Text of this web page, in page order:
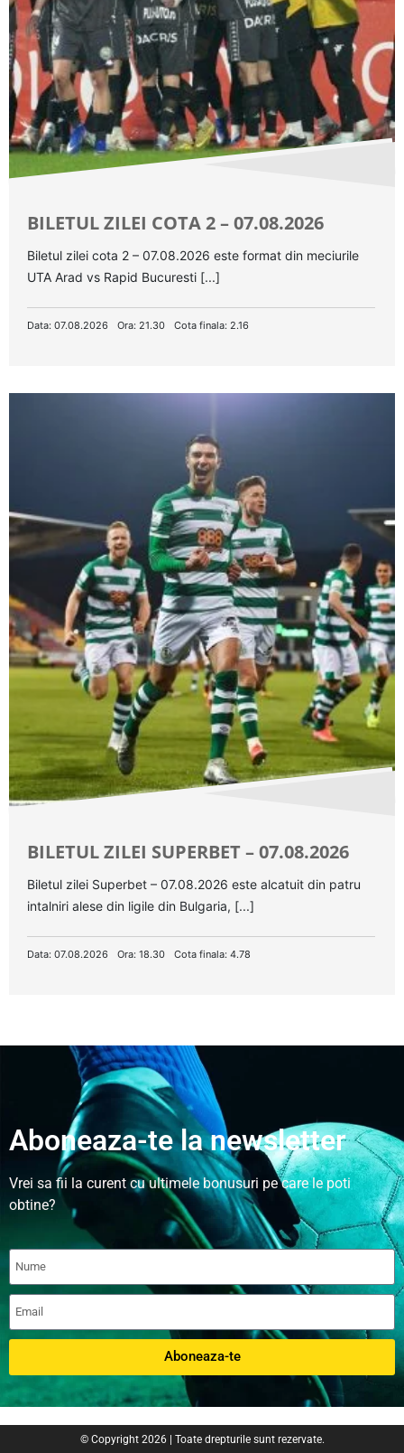
BILETUL ZILEI COTA 2 – 07.08.2026
Biletul zilei cota 2 – 07.08.2026 este format din meciurile
UTA Arad vs Rapid Bucuresti [...]
Data: 07.08.2026 Ora: 21.30 Cota finala: 2.16
BILETUL ZILEI SUPERBET – 07.08.2026
Biletul zilei Superbet – 07.08.2026 este alcatuit din patru
intalniri alese din ligile din Bulgaria, [...]
Data: 07.08.2026 Ora: 18.30 Cota finala: 4.78
Aboneaza-te la newsletter
Vrei sa fii la curent cu ultimele bonusuri pe care le poti
obtine?
Aboneaza-te
© Copyright 2026 | Toate drepturile sunt rezervate.